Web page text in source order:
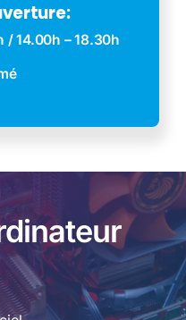
/ 14.00h – 18.30h